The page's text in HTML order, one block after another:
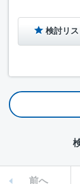
検討リ
前へ